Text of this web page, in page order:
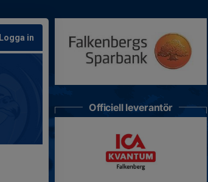
Logga in
Officiell leverantör